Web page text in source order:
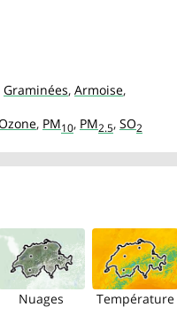
Graminées, Armoise,
, PM10, PM2.5, SO2
Nuages Température